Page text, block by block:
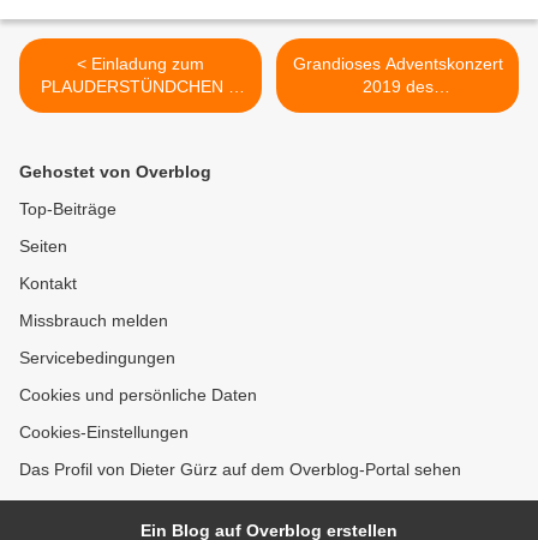
< Einladung zum
PLAUDERSTÜNDCHEN in
der Kuratie am 17. Dezeber
Grandioses Adventskonzert
2019 des
Heeresmusikkorps
Gehostet von Overblog
Top-Beiträge
Seiten
Kontakt
Missbrauch melden
Servicebedingungen
Cookies und persönliche Daten
Cookies-Einstellungen
Das Profil von Dieter Gürz auf dem Overblog-Portal sehen
Ein Blog auf Overblog erstellen